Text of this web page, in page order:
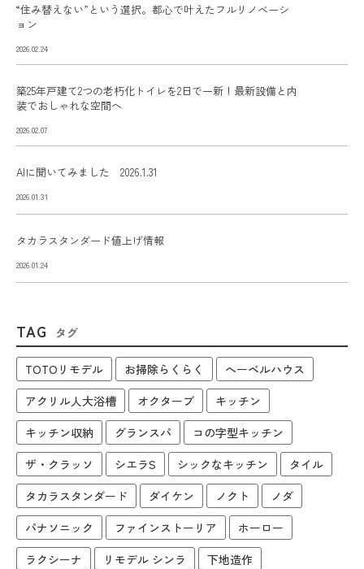
“住み替えない”という選択。都心で叶えたフルリノベーシ
ョン
2026.02.24
築25年戸建て2つの老朽化トイレを2日で一新！最新設備と内
装でおしゃれな空間へ
2026.02.07
AIに聞いてみました 2026.1.31
2026.01.31
タカラスタンダード値上げ情報
2026.01.24
TAG タグ
TOTOリモデル お掃除らくらく
へーベルハウス
アクリル人大浴槽
オクターブ
キッチン
キッチン収納
グランスパ
コの字型キッチン
ザ・クラッソ
シエラS シックなキッチン
タイル
タカラスタンダード
ダイケン ノクト
ノダ
パナソニック
ファインストーリア
ホーロー
ラクシーナ
リモデル シンラ
下地造作